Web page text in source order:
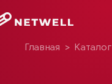
Главная > Каталог